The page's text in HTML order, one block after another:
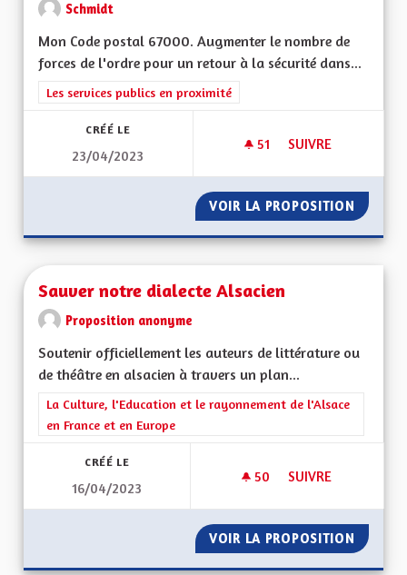
Schmidt
Mon Code postal 67000. Augmenter le nombre de
forces de l'ordre pour un retour à la sécurité dans...
Filtrer les résultats de la catégorie : Les services publics en
Les services publics en proximité
CRÉÉ LE
23/04/2023
51 51 ABONNÉS
SUIVRE
VOIR LA PROPOSITION PLUS
Sauver notre dialecte Alsacien
Proposition anonyme
Soutenir officiellement les auteurs de littérature ou
de théâtre en alsacien à travers un plan...
Filtrer les résultats de la catégorie : La Culture, l'Education et
La Culture, l'Education et le rayonnement de l'Alsace
en France et en Europe
CRÉÉ LE
16/04/2023
50 50 ABONNÉS
SUIVRE
VOIR LA PROPOSITION